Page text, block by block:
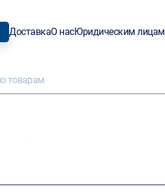
ДоставкаО насЮридическим лицам